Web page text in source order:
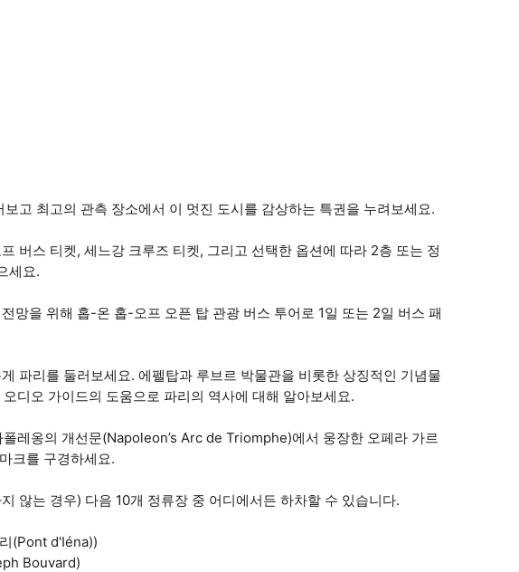
고 최고의 관측 장소에서 이 멋진 도시를 감상하는 특권을 누려보세요.
버스 티켓, 세느강 크루즈 티켓, 그리고 선택한 옵션에 따라 2층 또는 정
세요.
망을 위해 홉-온 홉-오프 오픈 탑 관광 버스 투어로 1일 또는 2일 버스 패
파리를 둘러보세요. 에펠탑과 루브르 박물관을 비롯한 상징적인 기념물
디오 가이드의 도움으로 파리의 역사에 대해 알아보세요.
레옹의 개선문(Napoleon’s Arc de Triomphe)에서 웅장한 오페라 가르
크를 구경하세요.
않는 경우) 다음 10개 정류장 중 어디에서든 하차할 수 있습니다.
(Pont d'Iéna))
Bouvard)